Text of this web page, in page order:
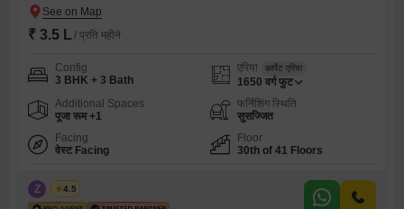
₹ 3.5 L / प्रति महीने
Config
3 BHK + 3 Bath
एरिया कार्पेट एरिया
1650 वर्ग फुट
Additional Spaces
पूजा रूम +1
फर्निशिंग स्थिति
सुसज्जित
Facing
वेस्ट Facing
Floor
30th of 41 Floors
Z Zeltro
4.5